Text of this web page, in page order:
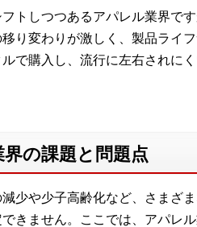
トしつつあるアパレル業界で
り変わりが激しく、製品ライ
で購入し、流行に左右されに
の課題と問題点
少や少子高齢化など、さまざ
きません。ここでは、アパレ